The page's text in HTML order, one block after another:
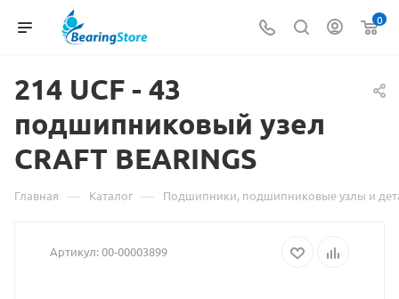
0
214 UCF - Материал
о
товаре
214
-
43
подшипниковый узел
CRAFT BEARINGS
Главная — Каталог — Подшипники, подшипниковые узлы и
Артикул:00-00003899